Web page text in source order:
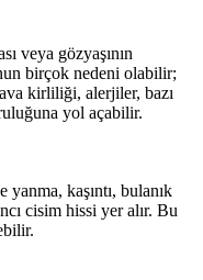
veya gözyaşının
birçok nedeni olabilir;
kirliliği, alerjiler, bazı
yol açabilir.
kaşıntı, bulanık
cisim hissi yer alır. Bu